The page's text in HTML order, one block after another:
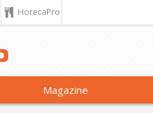
HorecaPro
Magazine